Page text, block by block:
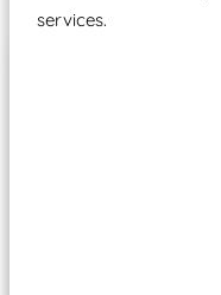
services.